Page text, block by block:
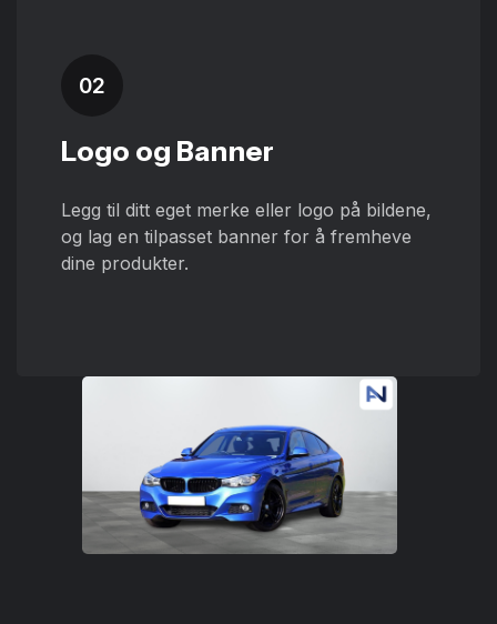
02
Logo og Banner
Legg til ditt eget merke eller logo på bildene,
og lag en tilpasset banner for å fremheve
dine produkter.